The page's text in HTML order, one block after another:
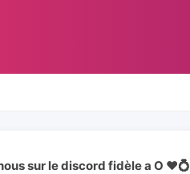
sur le discord fidèle a O ❤️💍